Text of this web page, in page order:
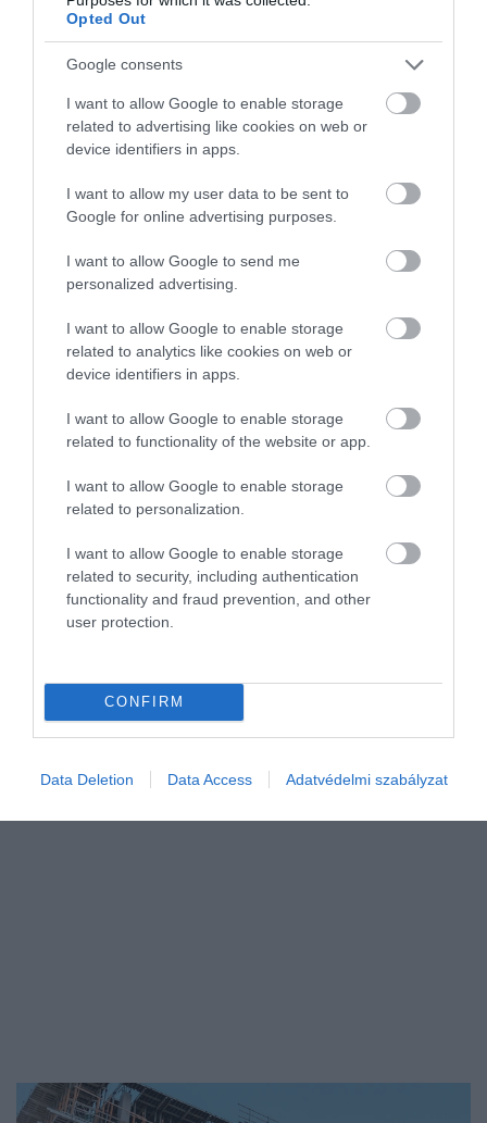
Opted Out
Google consents
I want to allow Google to enable storage
related to advertising like cookies on web or
device identifiers in apps.
I want to allow my user data to be sent to
Google for online advertising purposes.
I want to allow Google to send me
personalized advertising.
I want to allow Google to enable storage
related to analytics like cookies on web or
device identifiers in apps.
I want to allow Google to enable storage
related to functionality of the website or app.
I want to allow Google to enable storage
related to personalization.
I want to allow Google to enable storage
related to security, including authentication
functionality and fraud prevention, and other
user protection.
CONFIRM
Data Deletion Data Access Adatvédelmi szabályzat
Ennyivel drágul a taxizás szombattól Budapesten
Augusztus 1-től drágább lesz taxival utazni Budapesten, ekkor lép